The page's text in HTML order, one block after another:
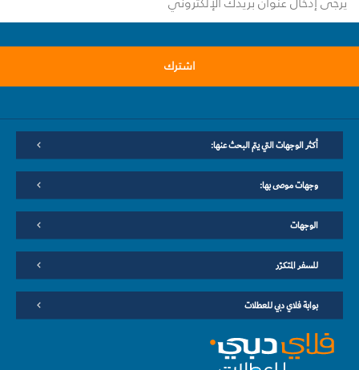
اشترك
أكثر الوجهات التي يتم البحث عنها:
وجهات موصى بها:
الوجهات
للسفر المتكرّر
بوابة فلاي دبي للعطلات